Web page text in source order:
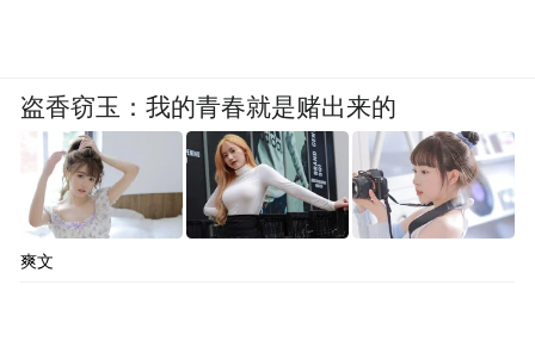
盗香窃玉：我的青春就是赌出来的
爽文